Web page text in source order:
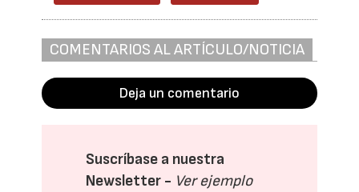
COMENTARIOS AL ARTÍCULO/NOTICIA
Deja un comentario
Suscríbase a nuestra
Newsletter - Ver ejemplo